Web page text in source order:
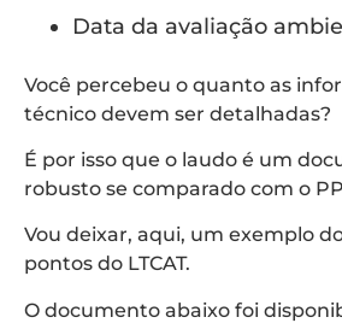
Data da avaliação
Você percebeu o quanto as
técnico devem ser detalhadas?
É por isso que o laudo é um
robusto se comparado com o
Vou deixar, aqui, um exemplo
pontos do LTCAT.
O documento abaixo foi